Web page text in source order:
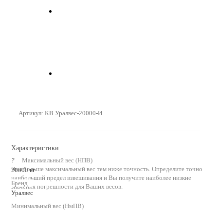
Артикул: КВ Уралвес-20000-И
Характеристики
?
Чем больше максимальный вес тем ниже точность. Определите точно
наибольший предел взвешивания и Вы получите наиболее низкие
значения погрешности для Ваших весов.
Максимальный вес (НПВ)
20000 кг
Бренд
Уралвес
Минимальный вес (НмПВ)